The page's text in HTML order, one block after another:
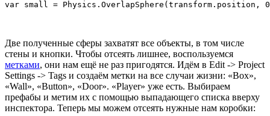
Две полученные сферы захватят все объекты, в том числе
стены и кнопки. Чтобы отсеять лишнее, воспользуемся
метками, они нам ещё не раз пригодятся. Идём в Edit -> Project
Settings -> Tags и создаём метки на все случаи жизни: «Box»,
«Wall», «Button», «Door». «Player» уже есть. Выбираем
префабы и метим их с помощью выпадающего списка вверху
инспектора. Теперь мы можем отсеять нужные нам коробки: